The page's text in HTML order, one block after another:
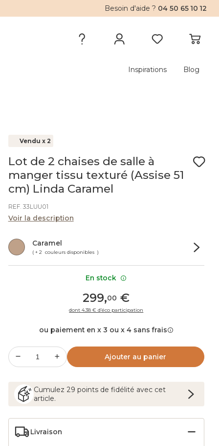
Besoin d'aide ? 04 50 65 10 12
Inspirations Blog
Vendu x 2
Lot de 2 chaises de salle à
manger tissu texturé (Assise 51
cm) Linda Caramel
REF. 33LUU01
Voir la description
Caramel
( + 2 couleurs disponibles )
299,00 €
dont 4.38 € d’éco participation
ou paiement en x 3 ou x 4 sans frais
Ajouter au panier
Cumulez 29 pointsde fidélité avec cet
article.
Livraison